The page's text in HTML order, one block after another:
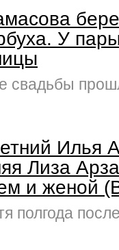
У
свадьбы
Илья
Лиза
и женой
полгода